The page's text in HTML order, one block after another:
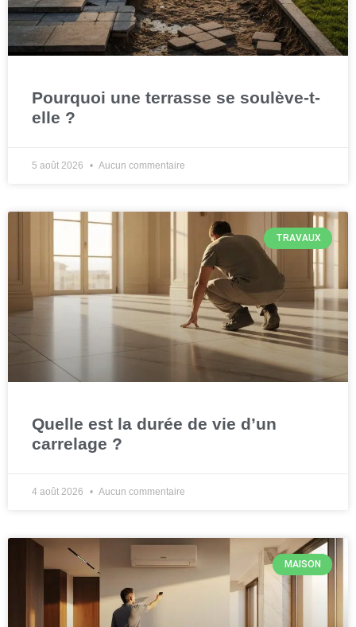
Pourquoi une terrasse se soulève-t-
elle ?
5 août 2026 Aucun commentaire
TRAVAUX
Quelle est la durée de vie d’un
carrelage ?
4 août 2026 Aucun commentaire
MAISON